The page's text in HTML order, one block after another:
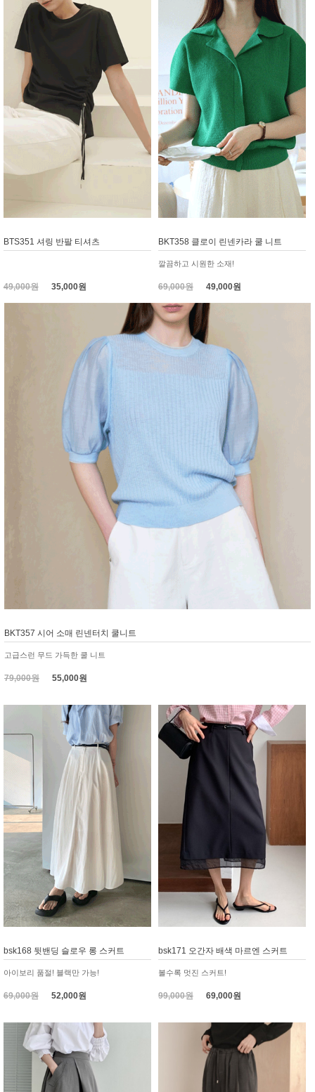
BTS351 셔링 반팔 티셔츠
49,000원35,000원
BKT358 클로이 린넨카라 쿨 니트
깔끔하고 시원한 소재!
69,000원49,000원
BKT357 시어 소매 린넨터치 쿨니트
고급스런 무드 가득한 쿨 니트
79,000원 55,000원
bsk168 뒷밴딩 슬로우 롱 스커트
아이보리 품절! 블랙만 가능!
69,000원52,000원
bsk171 오간자 배색 마르엔 스커트
볼수록 멋진 스커트!
99,000원69,000원